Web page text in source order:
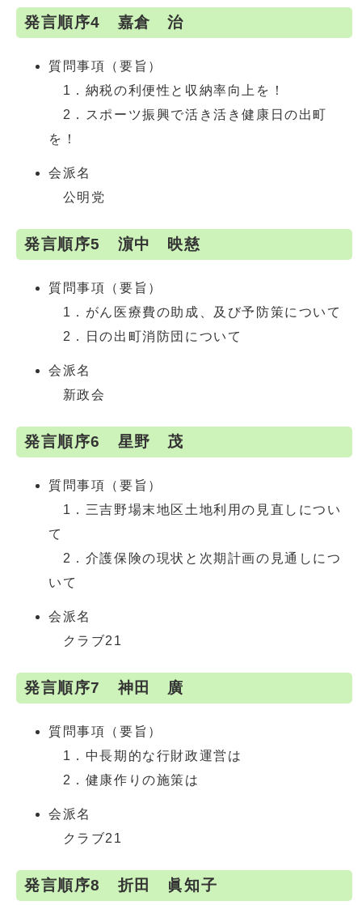
発言順序4 嘉倉 治
質問事項（要旨）
1．納税の利便性と収納率向上を！
2．スポーツ振興で活き活き健康日の出町
を！
会派名
公明党
発言順序5 濵中 映慈
質問事項（要旨）
1．がん医療費の助成、及び予防策について
2．日の出町消防団について
会派名
新政会
発言順序6 星野 茂
質問事項（要旨）
1．三吉野場末地区土地利用の見直しについ
て
2．介護保険の現状と次期計画の見通しにつ
いて
会派名
クラブ21
発言順序7 神田 廣
質問事項（要旨）
1．中長期的な行財政運営は
2．健康作りの施策は
会派名
クラブ21
発言順序8 折田 眞知子